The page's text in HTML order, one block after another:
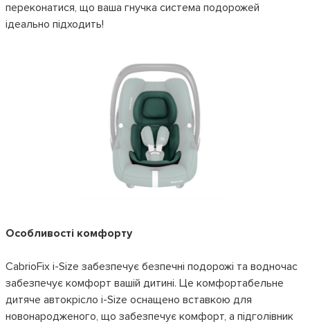
переконатися, що ваша гнучка система подорожей
ідеально підходить!
Особливості комфорту
CabrioFix i-Size забезпечує безпечні подорожі та водночас
забезпечує комфорт вашій дитині. Це комфортабельне
дитяче автокрісло i-Size оснащено вставкою для
новонародженого, що забезпечує комфорт, а підголівник